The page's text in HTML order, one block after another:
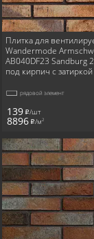
Плитка для
Wandermode
AB040DF23 Sandburg
под кирпич с затиркой
рядовой элемент
139 i/шт
8896 i/м2